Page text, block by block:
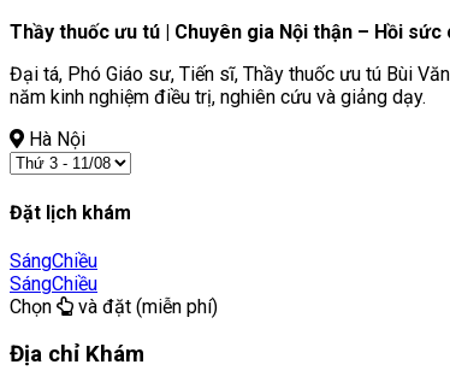
Thầy thuốc ưu tú | Chuyên gia Nội thận – Hồi sức
Đại tá, Phó Giáo sư, Tiến sĩ, Thầy thuốc ưu tú Bùi
năm kinh nghiệm điều trị, nghiên cứu và giảng dạy.
Hà Nội
Đặt lịch khám
SángChiều
SángChiều
Chọn
và đặt (miễn phí)
Địa chỉ Khám